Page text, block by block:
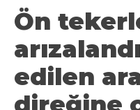
Ön
edilen